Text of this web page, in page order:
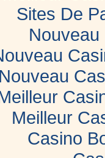
Sites De
Nouveau
Meilleur
Casino